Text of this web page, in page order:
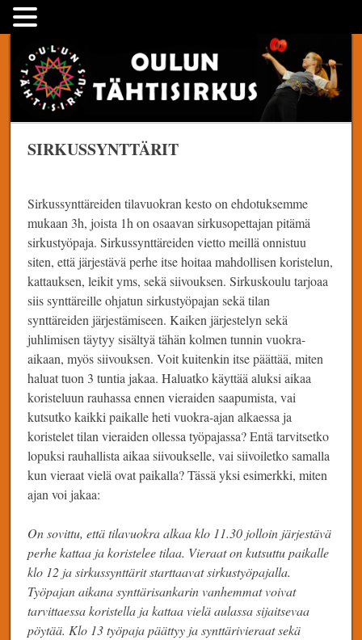
content
Oulun Tähtisirkus
SIRKUSSYNTTÄRIT
Sirkussynttäreiden tilavuokran kesto on ehdotuksemme
mukaan 3h, joista 1h on osaavan sirkusopettajan pitämä
sirkustyöpaja. Sirkussynttäreiden vietto meillä onnistuu
siten, että järjestävä perhe itse hoitaa mahdollisen koristelun,
kattauksen, leikit yms, sekä siivouksen. Sirkuskoulu tarjoaa
siis synttäreille ohjatun sirkustyöpajan sekä tilan
synttäreiden järjestämiseen. Kaiken järjestelyn sekä
juhlimisen täytyy sisältyä tähän kolmen tunnin vuokra-
aikaan, myös siivouksen. Voit kuitenkin itse päättää, miten
haluat tuon 3 tuntia jakaa. Haluatko käyttää aluksi aikaa
koristeluun rauhassa ennen vieraiden saapumista, vai
kutsutko kaikki paikalle heti vuokra-ajan alkaessa ja
koristelet tilan vieraiden ollessa työpajassa? Entä tarvitsetko
lopuksi rauhallista aikaa siivoukselle, vai siivoiletko samalla
kun vieraat vielä ovat paikalla? Tässä yksi esimerkki, miten
ajan voi jakaa:
On sovittu, että tilavuokra alkaa klo 11.30 jolloin järjestävä
perhe kattaa ja koristelee tilaa. Vieraat on kutsuttu paikalle
klo 12 ja sirkussynttärit starttaavat sirkustyöpajalla.
Työpajan aikana synttärisankarin vanhemmat voivat
tarvittaessa koristella ja kattaa vielä aulassa sijaitsevaa
pöytää. Klo 13 työpaja päättyy ja synttärivieraat sekä